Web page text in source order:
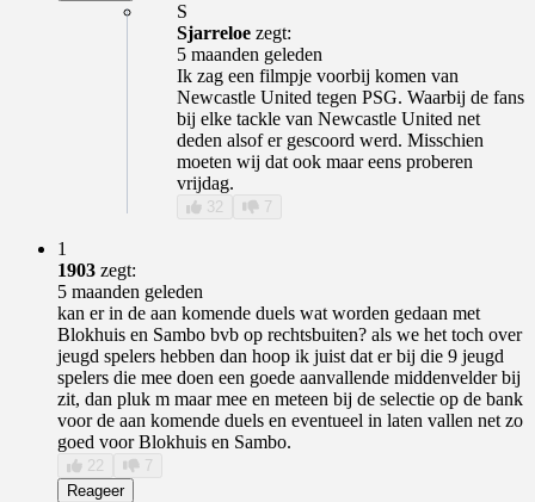
S
Sjarreloe zegt:
5 maanden geleden
Ik zag een filmpje voorbij komen van
Newcastle United tegen PSG. Waarbij de fans
bij elke tackle van Newcastle United net
deden alsof er gescoord werd. Misschien
moeten wij dat ook maar eens proberen
vrijdag.
32 7
1
1903 zegt:
5 maanden geleden
kan er in de aan komende duels wat worden gedaan met
Blokhuis en Sambo bvb op rechtsbuiten? als we het toch over
jeugd spelers hebben dan hoop ik juist dat er bij die 9 jeugd
spelers die mee doen een goede aanvallende middenvelder bij
zit, dan pluk m maar mee en meteen bij de selectie op de bank
voor de aan komende duels en eventueel in laten vallen net zo
goed voor Blokhuis en Sambo.
22
7
Reageer